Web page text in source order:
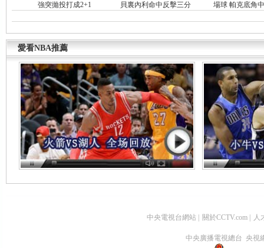
強突拋投打成2+1
貝裏內利命中反擊三分
場球 帕克底角
愛看NBA推薦
中央電視台網站 關於CCTV.com 人
中央廣播電視總台 央視